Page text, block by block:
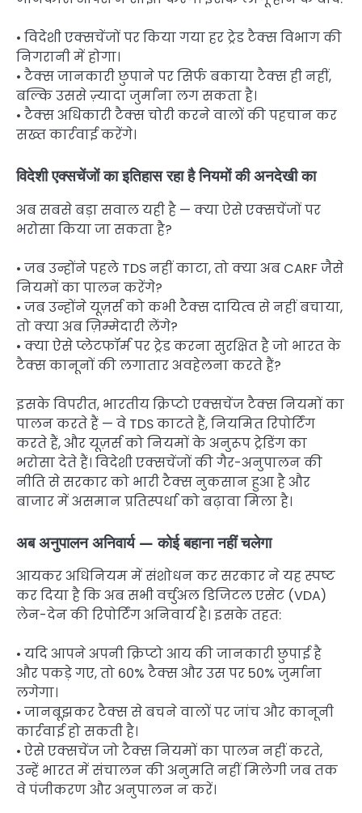
• विदेशी एक्सचेंजों पर किया गया हर ट्रेड टैक्स विभाग की
निगरानी में होगा।
• टैक्स जानकारी छुपाने पर सिर्फ बकाया टैक्स ही नहीं,
बल्कि उससे ज़्यादा जुर्माना लग सकता है।
• टैक्स अधिकारी टैक्स चोरी करने वालों की पहचान कर
सख्त कार्रवाई करेंगे।
विदेशी एक्सचेंजों का इतिहास रहा है नियमों की अनदेखी का
अब सबसे बड़ा सवाल यही है — क्या ऐसे एक्सचेंजों पर
भरोसा किया जा सकता है?
• जब उन्होंने पहले TDS नहीं काटा, तो क्या अब CARF जैसे
नियमों का पालन करेंगे?
• जब उन्होंने यूज़र्स को कभी टैक्स दायित्व से नहीं बचाया,
तो क्या अब ज़िम्मेदारी लेंगे?
• क्या ऐसे प्लेटफॉर्म पर ट्रेड करना सुरक्षित है जो भारत के
टैक्स कानूनों की लगातार अवहेलना करते हैं?
इसके विपरीत, भारतीय क्रिप्टो एक्सचेंज टैक्स नियमों का
पालन करते हैं — वे TDS काटते हैं, नियमित रिपोर्टिंग
करते हैं, और यूज़र्स को नियमों के अनुरूप ट्रेडिंग का
भरोसा देते हैं। विदेशी एक्सचेंजों की गैर-अनुपालन की
नीति से सरकार को भारी टैक्स नुकसान हुआ है और
बाजार में असमान प्रतिस्पर्धा को बढ़ावा मिला है।
अब अनुपालन अनिवार्य — कोई बहाना नहीं चलेगा
आयकर अधिनियम में संशोधन कर सरकार ने यह स्पष्ट
कर दिया है कि अब सभी वर्चुअल डिजिटल एसेट (VDA)
लेन-देन की रिपोर्टिंग अनिवार्य है। इसके तहत:
• यदि आपने अपनी क्रिप्टो आय की जानकारी छुपाई है
और पकड़े गए, तो 60% टैक्स और उस पर 50% जुर्माना
लगेगा।
• जानबूझकर टैक्स से बचने वालों पर जांच और कानूनी
कार्रवाई हो सकती है।
• ऐसे एक्सचेंज जो टैक्स नियमों का पालन नहीं करते,
उन्हें भारत में संचालन की अनुमति नहीं मिलेगी जब तक
वे पंजीकरण और अनुपालन न करें।